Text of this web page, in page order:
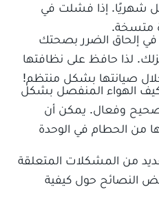
شهريًا. إذا فشلت في
متسخة.
إلحاق الضرر بصحتك
لذا حافظ على نظافتها
صيانتها بشكل منتظم!
الهواء المنفصل بشكل
وفعال. يمكن أن
من الحطام في الوحدة
من المشكلات المتعلقة
النصائح حول كيفية